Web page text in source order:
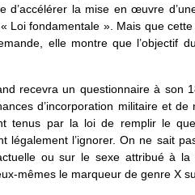
d’accélérer la mise en œuvre
Loi fondamentale ». Mais que
elle montre que l’objectif
recevra un questionnaire à son
d’incorporation militaire et
tenus par la loi de remplir le
légalement l’ignorer. On ne sait
ou sur le sexe attribué à la
mêmes le marqueur de genre X